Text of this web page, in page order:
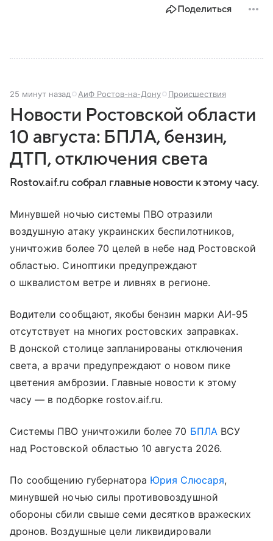
Поделиться
25 минут назад АиФ Ростов-на-Дону Происшествия
Новости Ростовской области
10 августа: БПЛА, бензин,
ДТП, отключения света
Rostov.aif.ru собрал главные новости к этому часу.
Минувшей ночью системы ПВО отразили
воздушную атаку украинских беспилотников,
уничтожив более 70 целей в небе над Ростовской
областью. Синоптики предупреждают
о шквалистом ветре и ливнях в регионе.
Водители сообщают, якобы бензин марки АИ-95
отсутствует на многих ростовских заправках.
В донской столице запланированы отключения
света, а врачи предупреждают о новом пике
цветения амброзии. Главные новости к этому
часу — в подборке rostov.aif.ru.
Системы ПВО уничтожили более 70 БПЛА ВСУ
над Ростовской областью 10 августа 2026.
По сообщению губернатора Юрия Слюсаря,
минувшей ночью силы противовоздушной
обороны сбили свыше семи десятков вражеских
дронов. Воздушные цели ликвидировали